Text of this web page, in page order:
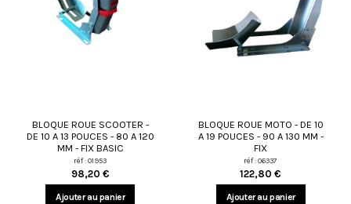
BLOQUE ROUE SCOOTER -
DE 10 A 13 POUCES - 80 A 120
MM - FIX BASIC
réf : 01953
98,20 €
Ajouter au panier
BLOQUE ROUE MOTO - DE 10
A 19 POUCES - 90 A 130 MM -
FIX
réf : 06337
122,80 €
Ajouter au panier